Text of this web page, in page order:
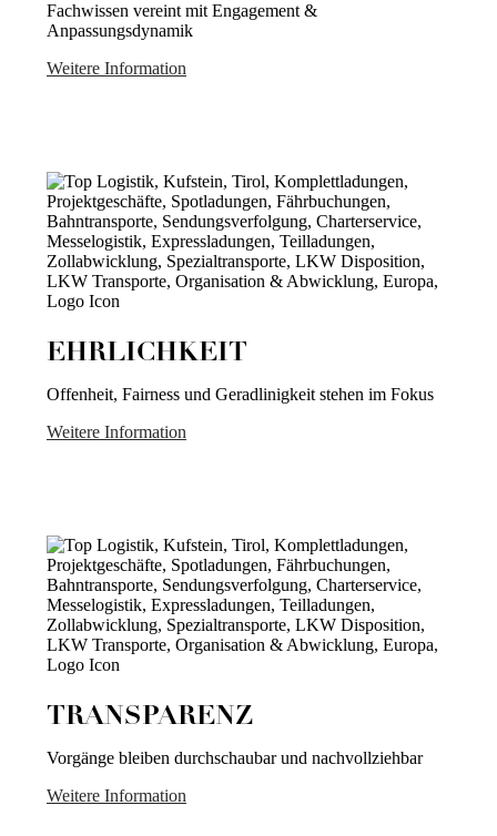
Fachwissen vereint mit Engagement &
Anpassungsdynamik
Weitere Information
EHRLICHKEIT
Offenheit, Fairness und Geradlinigkeit stehen im Fokus
Weitere Information
TRANSPARENZ
Vorgänge bleiben durchschaubar und nachvollziehbar
Weitere Information